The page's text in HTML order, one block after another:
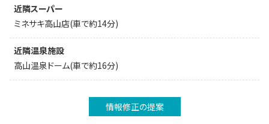
近隣スーパー
ミネサキ高山店(車で約14分)
近隣温泉施設
高山温泉ドーム(車で約16分)
情報修正の提案